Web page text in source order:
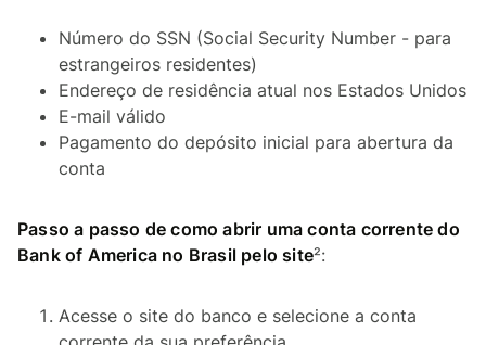
Número do SSN (Social Security Number - para
estrangeiros residentes)
Endereço de residência atual nos Estados Unidos
E-mail válido
Pagamento do depósito inicial para abertura da
conta
Passo a passo de como abrir uma conta corrente do
Bank of America no Brasil pelo site²:
Acesse o site do banco e selecione a conta